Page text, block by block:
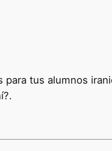
tus alumnos